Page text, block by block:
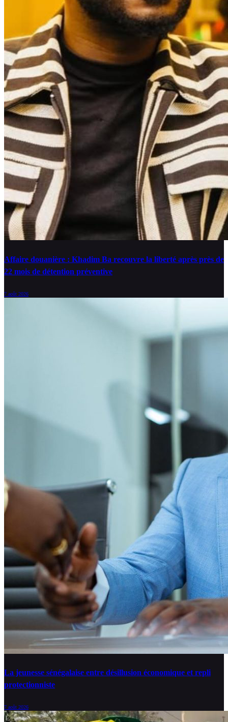
Affaire douanière : Khadim Ba recouvre la liberté après près de
22 mois de détention préventive
7 août 2026
La jeunesse sénégalaise entre désillusion économique et repli
protectionniste
7 août 2026